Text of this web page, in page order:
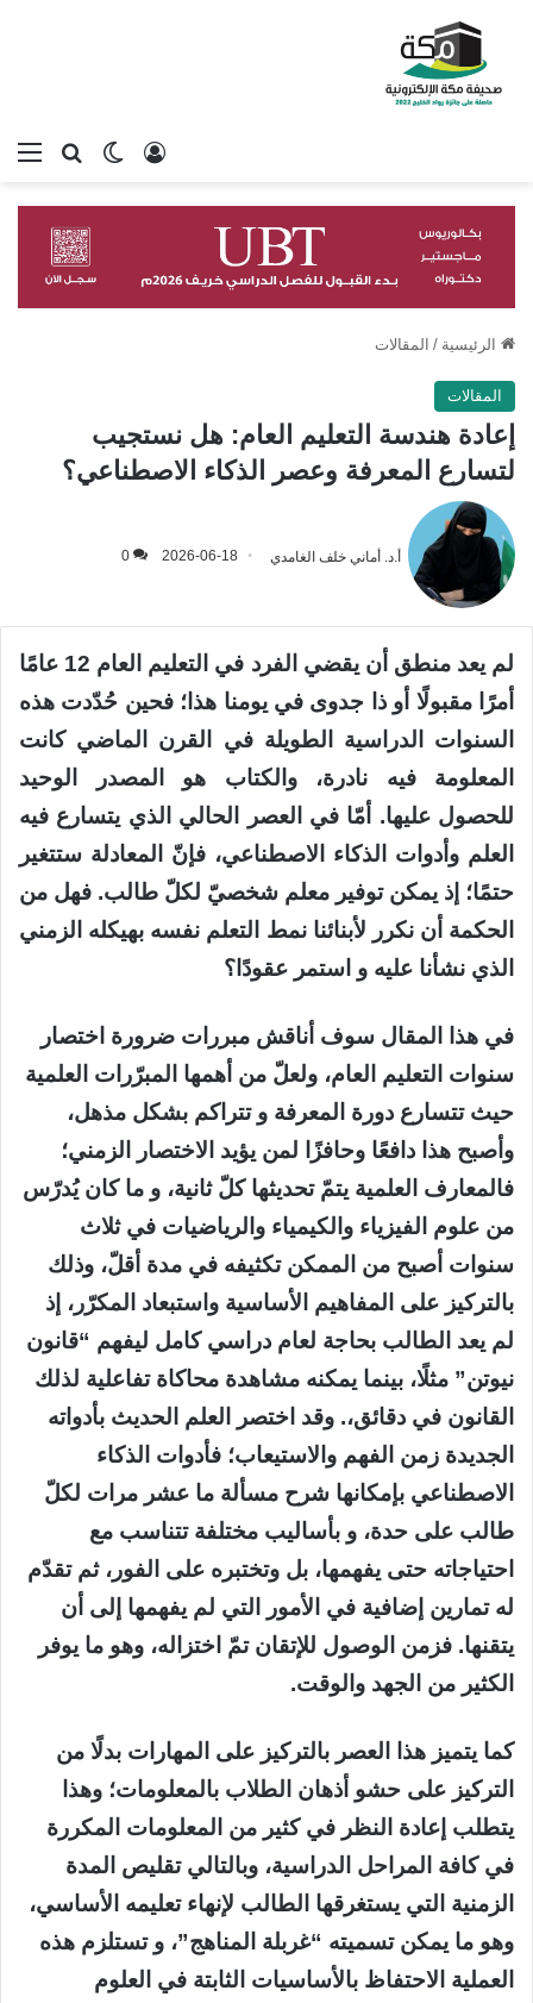
بحثالوضع
تسجيل الدخول
الرئيسية / المقالات
المقالات
إعادة هندسة التعليم العام: هل نستجيب
لتسارع المعرفة وعصر الذكاء الاصطناعي؟
أ.د. أماني خلف الغامدي 2026-06-18
0
لم يعد منطق أن يقضي الفرد في التعليم العام 12 عامًا
أمرًا مقبولًا أو ذا جدوى في يومنا هذا؛ فحين حُدّدت هذه
السنوات الدراسية الطويلة في القرن الماضي كانت
المعلومة فيه نادرة، والكتاب هو المصدر الوحيد
للحصول عليها. أمّا في العصر الحالي الذي يتسارع فيه
العلم وأدوات الذكاء الاصطناعي، فإنّ المعادلة ستتغير
حتمًا؛ إذ يمكن توفير معلم شخصيّ لكلّ طالب. فهل من
الحكمة أن نكرر لأبنائنا نمط التعلم نفسه بهيكله الزمني
الذي نشأنا عليه و استمر عقودًا؟
في هذا المقال سوف أناقش مبررات ضرورة اختصار
سنوات التعليم العام، ولعلّ من أهمها المبرّرات العلمية
حيث تتسارع دورة المعرفة و تتراكم بشكل مذهل،
وأصبح هذا دافعًا وحافزًا لمن يؤيد الاختصار الزمني؛
فالمعارف العلمية يتمّ تحديثها كلّ ثانية، و ما كان يُدرّس
من علوم الفيزياء والكيمياء والرياضيات في ثلاث
سنوات أصبح من الممكن تكثيفه في مدة أقلّ، وذلك
بالتركيز على المفاهيم الأساسية واستبعاد المكرّر، إذ
لم يعد الطالب بحاجة لعام دراسي كامل ليفهم “قانون
نيوتن” مثلًا، بينما يمكنه مشاهدة محاكاة تفاعلية لذلك
القانون في دقائق،. وقد اختصر العلم الحديث بأدواته
الجديدة زمن الفهم والاستيعاب؛ فأدوات الذكاء
الاصطناعي بإمكانها شرح مسألة ما عشر مرات لكلّ
طالب على حدة، و بأساليب مختلفة تتناسب مع
احتياجاته حتى يفهمها، بل وتختبره على الفور، ثم تقدّم
له تمارين إضافية في الأمور التي لم يفهمها إلى أن
يتقنها. فزمن الوصول للإتقان تمّ اختزاله، وهو ما يوفر
الكثير من الجهد والوقت.
كما يتميز هذا العصر بالتركيز على المهارات بدلًا من
التركيز على حشو أذهان الطلاب بالمعلومات؛ وهذا
يتطلب إعادة النظر في كثير من المعلومات المكررة
في كافة المراحل الدراسية، وبالتالي تقليص المدة
الزمنية التي يستغرقها الطالب لإنهاء تعليمه الأساسي،
وهو ما يمكن تسميته “غربلة المناهج”، و تستلزم هذه
العملية الاحتفاظ بالأساسيات الثابتة في العلوم